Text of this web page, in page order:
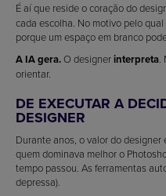
É aí que reside o coração do
cada escolha. No motivo pelo
porque um espaço em branco
A IA gera.O designer interpreta.
orientar.
DE EXECUTAR A
DESIGNER
Durante anos, o valor do
quem dominava melhor o
tempo passou. As ferramentas
depressa).